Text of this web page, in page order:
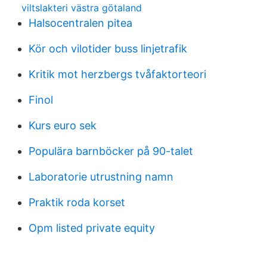
viltslakteri västra götaland
Halsocentralen pitea
Kör och vilotider buss linjetrafik
Kritik mot herzbergs tvåfaktorteori
Finol
Kurs euro sek
Populära barnböcker på 90-talet
Laboratorie utrustning namn
Praktik roda korset
Opm listed private equity